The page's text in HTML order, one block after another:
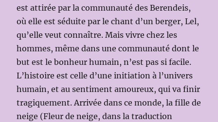
est attirée par la communauté des Berendeis,
où elle est séduite par le chant d’un berger, Lel,
qu’elle veut connaître. Mais vivre chez les
hommes, même dans une communauté dont le
but est le bonheur humain, n’est pas si facile.
L’histoire est celle d’une initiation à l’univers
humain, et au sentiment amoureux, qui va finir
tragiquement. Arrivée dans ce monde, la fille de
neige (Fleur de neige, dans la traduction